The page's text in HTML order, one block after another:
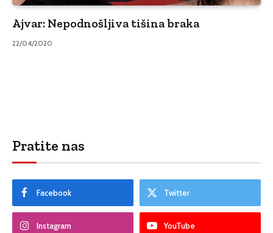
Ajvar: Nepodnošljiva tišina braka
22/04/2020
Pratite nas
Facebook Twitter
Instagram YouTube